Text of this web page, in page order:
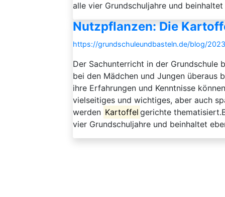
alle vier Grundschuljahre und
Nutzpflanzen: Die
https://grundschuleundbasteln.de/blog/
Der Sachunterricht in der Grundschule
bei den Mädchen und Jungen überaus
ihre Erfahrungen und Kenntnisse
vielseitiges und wichtiges, aber auch
werden Kartoffel gerichte
vier Grundschuljahre und beinhaltet